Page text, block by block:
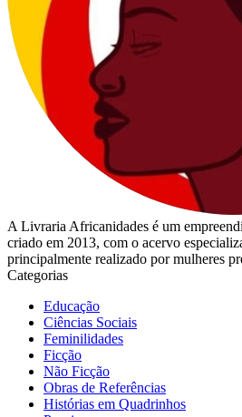
A Livraria Africanidades é um
criado em 2013, com o acervo
principalmente realizado por mulheres
Categorias
Educação
Ciências Sociais
Feminilidades
Ficção
Não Ficção
Obras de Referências
Histórias em Quadrinhos